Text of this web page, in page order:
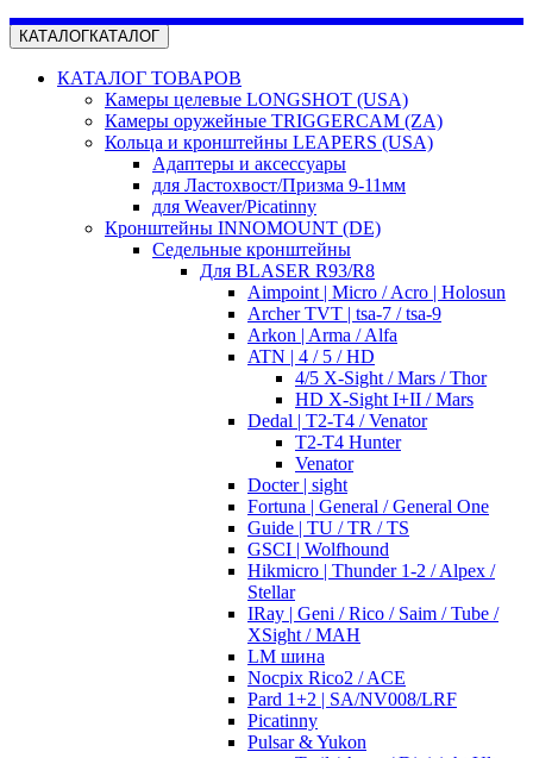
КАТАЛОГКАТАЛОГ
КАТАЛОГ ТОВАРОВ
Камеры целевые LONGSHOT (USA)
Камеры оружейные TRIGGERCAM (ZA)
Кольца и кронштейны LEAPERS (USA)
Адаптеры и аксессуары
для Ластохвост/Призма 9-11мм
для Weaver/Picatinny
Кронштейны INNOMOUNT (DE)
Седельные кронштейны
Для BLASER R93/R8
Aimpoint | Micro / Acro | Holosun
Archer TVT | tsa-7 / tsa-9
Arkon | Arma / Alfa
ATN | 4 / 5 / HD
4/5 X-Sight / Mars / Thor
HD X-Sight I+II / Mars
Dedal | T2-T4 / Venator
T2-T4 Hunter
Venator
Docter | sight
Fortuna | General / General One
Guide | TU / TR / TS
GSCI | Wolfhound
Hikmicro | Thunder 1-2 / Alpex /
Stellar
IRay | Geni / Rico / Saim / Tube /
XSight / MAH
LM шина
Nocpix Rico2 / ACE
Pard 1+2 | SA/NV008/LRF
Picatinny
Pulsar & Yukon